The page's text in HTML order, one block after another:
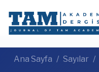
Ana Sayfa Sayılar